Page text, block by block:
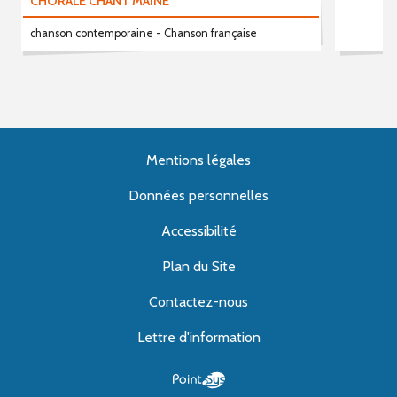
chanson contemporaine - Chanson française
Mentions légales
Données personnelles
Accessibilité
Plan du Site
Contactez-nous
Lettre d'information